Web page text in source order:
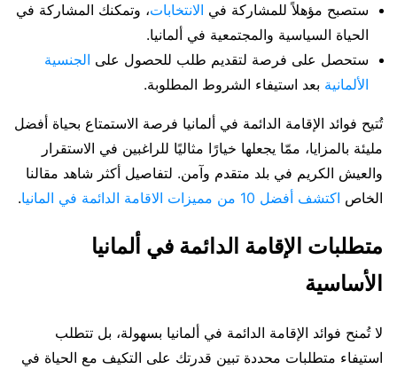
ستصبح مؤهلاً للمشاركة في الانتخابات، وتمكنك المشاركة في
الحياة السياسية والمجتمعية في ألمانيا.
ستحصل على فرصة لتقديم طلب للحصول على الجنسية
الألمانية بعد استيفاء الشروط المطلوبة.
تُتيح فوائد الإقامة الدائمة في ألمانيا فرصة الاستمتاع بحياة أفضل
مليئة بالمزايا، ممّا يجعلها خيارًا مثاليًا للراغبين في الاستقرار
والعيش الكريم في بلد متقدم وآمن. لتفاصيل أكثر شاهد مقالنا
الخاص اكتشف أفضل 10 من مميزات الاقامة الدائمة في المانيا .
متطلبات الإقامة الدائمة في ألمانيا
الأساسية
لا تُمنح فوائد الإقامة الدائمة في ألمانيا بسهولة، بل تتطلب
استيفاء متطلبات محددة تبين قدرتك على التكيف مع الحياة في